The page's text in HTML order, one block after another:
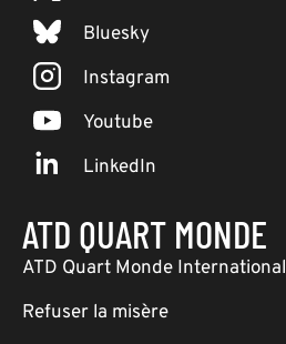
Bluesky
Instagram
Youtube
LinkedIn
ATD QUART MONDE
ATD Quart Monde International
Refuser la misère